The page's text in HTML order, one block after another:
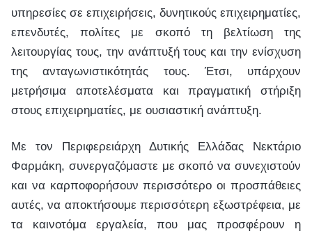
υπηρεσίες σε επιχειρήσεις, δυνητικούς επιχειρηματίες,
επενδυτές, πολίτες με σκοπό τη βελτίωση της
λειτουργίας τους, την ανάπτυξή τους και την ενίσχυση
της ανταγωνιστικότητάς τους. Έτσι, υπάρχουν
μετρήσιμα αποτελέσματα και πραγματική στήριξη
στους επιχειρηματίες, με ουσιαστική ανάπτυξη.
Με τον Περιφερειάρχη Δυτικής Ελλάδας Νεκτάριο
Φαρμάκη, συνεργαζόμαστε με σκοπό να συνεχιστούν
και να καρποφορήσουν περισσότερο οι προσπάθειες
αυτές, να αποκτήσουμε περισσότερη εξωστρέφεια, με
τα καινοτόμα εργαλεία, που μας προσφέρουν η